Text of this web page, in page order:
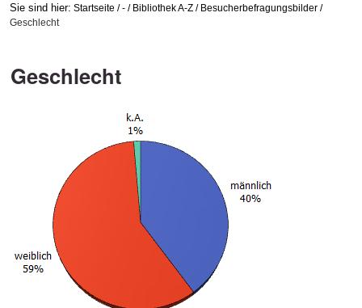
Sie sind hier: Startseite /- / Bibliothek A-Z / Besucherbefragungsbilder /
Geschlecht
Geschlecht